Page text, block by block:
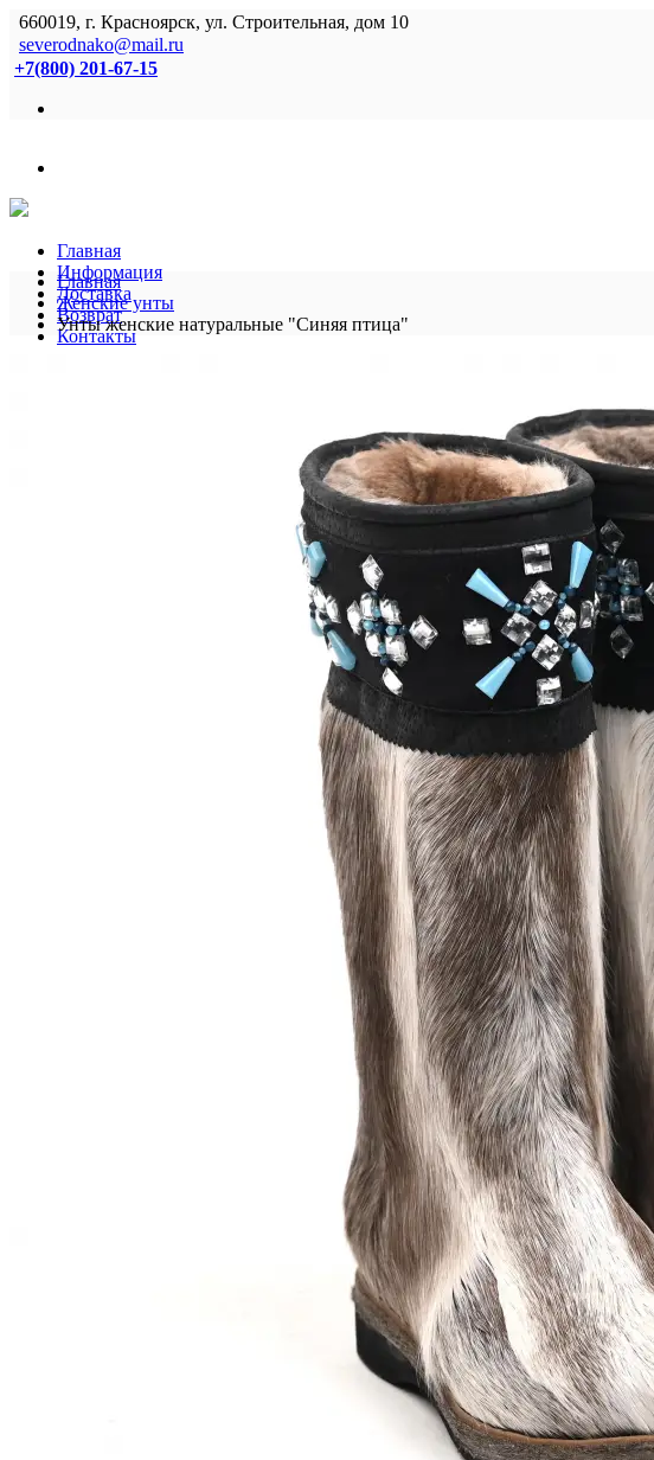
660019, г. Красноярск, ул. Строительная, дом 10
severodnako@mail.ru
+7(800) 201-67-15
Главная
Информация
Доставка
Возврат
Контакты
Главная
Женские унты
Унты женские натуральные "Синяя птица"